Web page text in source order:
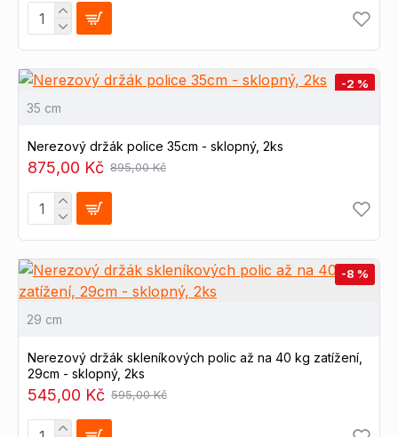
-2 %
35 cm
Nerezový držák police 35cm - sklopný, 2ks
875,00 Kč 895,00 Kč
-8 %
29 cm
Nerezový držák skleníkových polic až na 40 kg zatížení,
29cm - sklopný, 2ks
545,00 Kč 595,00 Kč